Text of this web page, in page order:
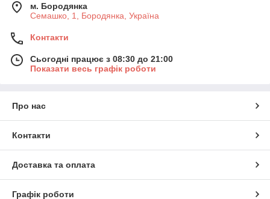
м. Бородянка
Семашко, 1, Бородянка, Україна
Контакти
Сьогодні працює з 08:30 до 21:00
Показати весь графік роботи
Про нас
Контакти
Доставка та оплата
Графік роботи